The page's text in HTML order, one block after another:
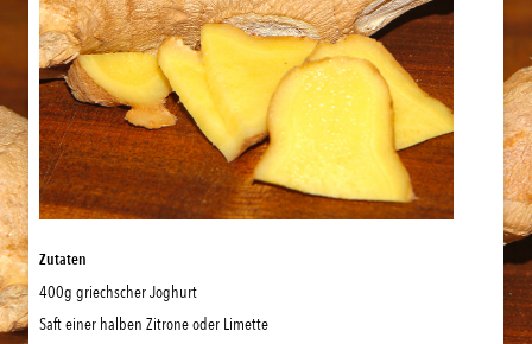
Zutaten
400g griechscher Joghurt
Saft einer halben Zitrone oder Limette